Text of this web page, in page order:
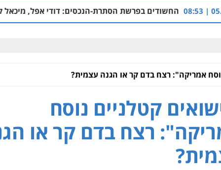
בפרשת הסתרת-הנכסים: דודי אפל, מיכאל קליינר והאחים איציק
אמריקה": רצח בדם קר או הגנה עצמית?
קטלניים נוסח
רצח בדם קר או